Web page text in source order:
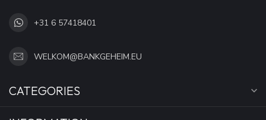
+31 6 57418401
WELKOM@BANKGEHEIM.EU
CATEGORIES